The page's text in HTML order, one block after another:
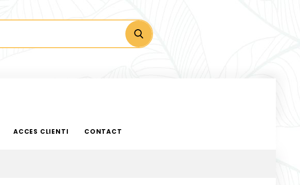
ACCES CLIENTI CONTACT